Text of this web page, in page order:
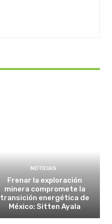
NOTICIAS
Frenar la exploración
minera compromete la
transición energética de
México: Sitten Ayala